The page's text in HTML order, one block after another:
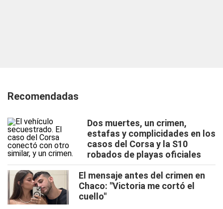
Recomendadas
Dos muertes, un crimen,
estafas y complicidades en los
casos del Corsa y la S10
robados de playas oficiales
El mensaje antes del crimen en
Chaco: "Victoria me cortó el
cuello"